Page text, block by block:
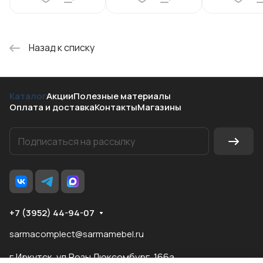
Назад к списку
КаталогАкцииПолезные материалы
Оплата и доставкаКонтактыМагазины
+7 (3952) 44-94-07
sarmacomplect@sarmamebel.ru
г.Иркутск, ул.Розы Люксембург, 166а